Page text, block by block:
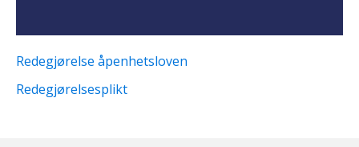
Redegjørelse åpenhetsloven
Redegjørelsesplikt